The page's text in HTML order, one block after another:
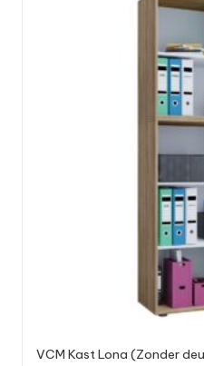
VCM Kast Lona (Zonder